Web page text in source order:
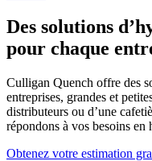
Des solutions
pour chaque
Culligan Quench offre des
entreprises, grandes et
distributeurs ou d’une
répondons à vos besoins en
Obtenez votre estimation